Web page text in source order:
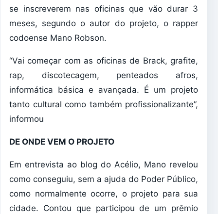
se inscreverem nas oficinas que vão durar 3
meses, segundo o autor do projeto, o rapper
codoense Mano Robson.
“Vai começar com as oficinas de Brack, grafite,
rap, discotecagem, penteados afros,
informática básica e avançada. É um projeto
tanto cultural como também profissionalizante”,
informou
DE ONDE VEM O PROJETO
Em entrevista ao blog do Acélio, Mano revelou
como conseguiu, sem a ajuda do Poder Público,
como normalmente ocorre, o projeto para sua
cidade. Contou que participou de um prêmio